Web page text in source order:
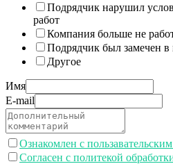
Подрядчик нарушил
работ
Компания больше не
Подрядчик был замечен
Другое
Имя
E-mail
Ознакомлен с
Согласен с политекой